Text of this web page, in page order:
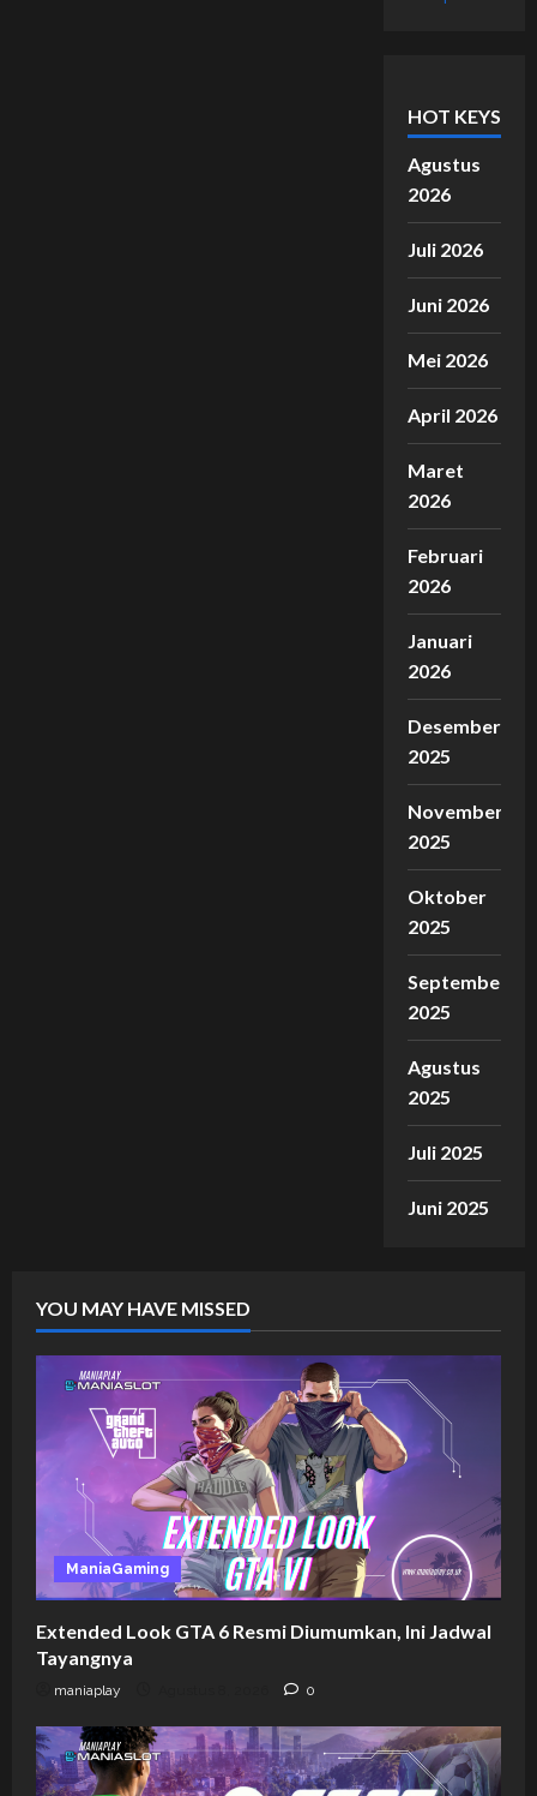
HOT KEYS
Agustus
2026
Juli 2026
Juni 2026
Mei 2026
April 2026
Maret
2026
Februari
2026
Januari
2026
Desember
2025
November
2025
Oktober
2025
September
2025
Agustus
2025
Juli 2025
Juni 2025
YOU MAY HAVE MISSED
ManiaGaming
Extended Look GTA 6 Resmi Diumumkan, Ini Jadwal
Tayangnya
maniaplay 0